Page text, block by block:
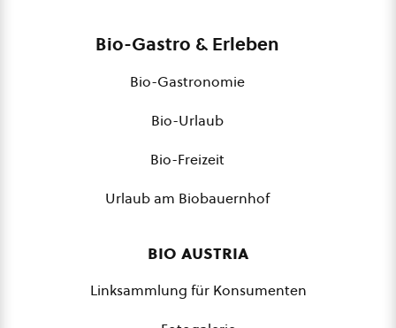
Bio-Gastro & Erleben
Bio-Gastronomie
Bio-Urlaub
Bio-Freizeit
Urlaub am Biobauernhof
bio austria
Linksammlung für Konsumenten